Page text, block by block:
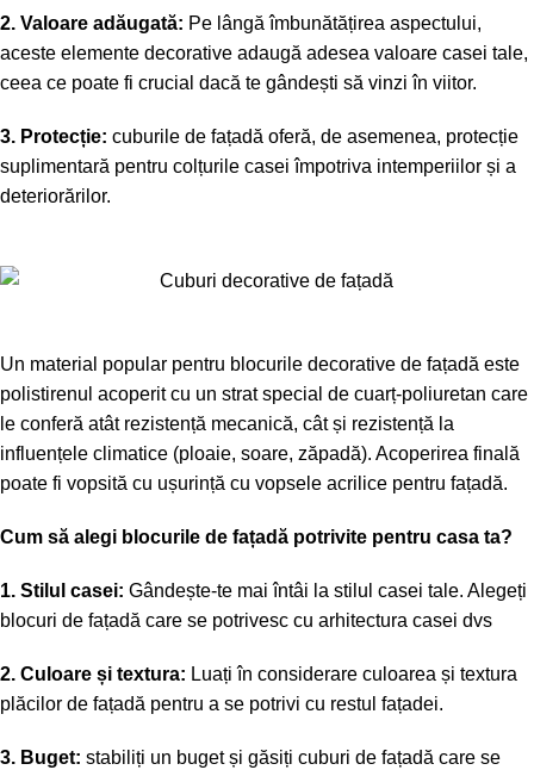
2. Valoare adăugată: Pe lângă îmbunătățirea aspectului,
aceste elemente decorative adaugă adesea valoare casei tale,
ceea ce poate fi crucial dacă te gândești să vinzi în viitor.
3. Protecție: cuburile de fațadă oferă, de asemenea, protecție
suplimentară pentru colțurile casei împotriva intemperiilor și a
deteriorărilor.
Un material popular pentru blocurile decorative de fațadă este
polistirenul acoperit cu un strat special de cuarț-poliuretan care
le conferă atât rezistență mecanică, cât și rezistență la
influențele climatice (ploaie, soare, zăpadă). Acoperirea finală
poate fi vopsită cu ușurință cu vopsele acrilice pentru fațadă.
Cum să alegi blocurile de fațadă potrivite pentru casa ta?
1. Stilul casei: Gândește-te mai întâi la stilul casei tale. Alegeți
blocuri de fațadă care se potrivesc cu arhitectura casei dvs
2. Culoare și textura: Luați în considerare culoarea și textura
plăcilor de fațadă pentru a se potrivi cu restul fațadei.
3. Buget: stabiliți un buget și găsiți cuburi de fațadă care se